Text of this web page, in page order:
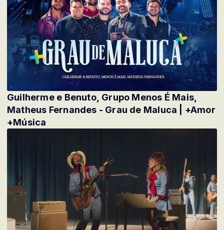
Guilherme e Benuto, Grupo Menos É Mais,
Matheus Fernandes - Grau de Maluca | +Amor
+Música